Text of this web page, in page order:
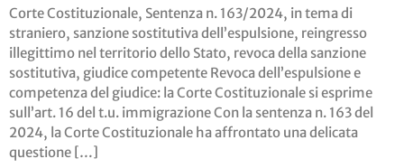
Corte Costituzionale, Sentenza n. 163/2024, in tema di
straniero, sanzione sostitutiva dell’espulsione, reingresso
illegittimo nel territorio dello Stato, revoca della sanzione
sostitutiva, giudice competente Revoca dell’espulsione e
competenza del giudice: la Corte Costituzionale si esprime
sull’art. 16 del t.u. immigrazione Con la sentenza n. 163 del
2024, la Corte Costituzionale ha affrontato una delicata
questione […]